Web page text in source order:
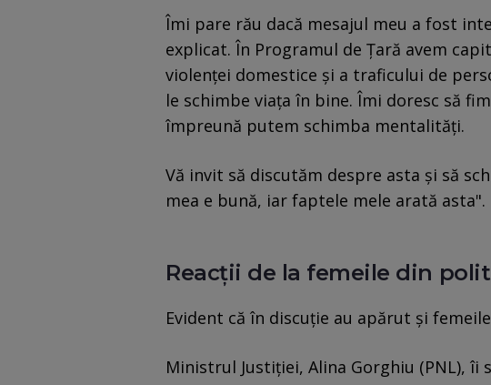
Îmi pare rău dacă mesajul meu a fost
explicat. În Programul de Țară avem
violenței domestice și a traficului de
le schimbe viața în bine. Îmi doresc să
împreună putem schimba mentalități.
Vă invit să discutăm despre asta și să
mea e bună, iar faptele mele arată asta".
Reacţii de la femeile din
Evident că în discuţie au apărut şi
Ministrul Justiţiei, Alina Gorghiu (PNL), îi